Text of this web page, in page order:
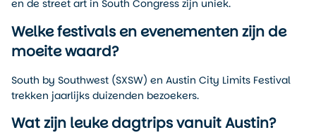
en de street art in South Congress zijn uniek.
Welke festivals en evenementen zijn de
moeite waard?
South by Southwest (SXSW) en Austin City Limits Festival
trekken jaarlijks duizenden bezoekers.
Wat zijn leuke dagtrips vanuit Austin?